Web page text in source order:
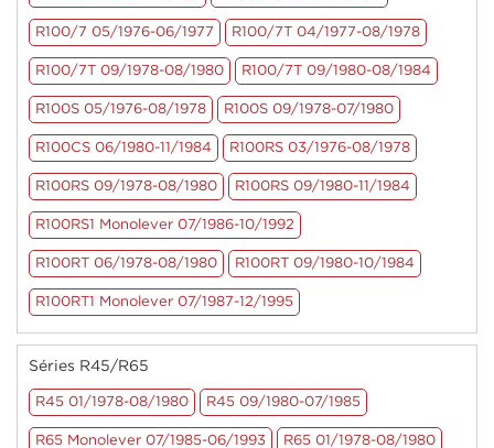
R100/7 05/1976-06/1977 R100/7T 04/1977-08/1978
R100/7T 09/1978-08/1980 R100/7T 09/1980-08/1984
R100S 05/1976-08/1978 R100S 09/1978-07/1980
R100CS 06/1980-11/1984 R100RS 03/1976-08/1978
R100RS 09/1978-08/1980 R100RS 09/1980-11/1984
R100RS1 Monolever 07/1986-10/1992
R100RT 06/1978-08/1980 R100RT 09/1980-10/1984
R100RT1 Monolever 07/1987-12/1995
Séries R45/R65
R45 01/1978-08/1980 R45 09/1980-07/1985
R65 Monolever 07/1985-06/1993 R65 01/1978-08/1980